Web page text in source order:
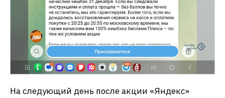
На следующий день после акции «Яндекс»